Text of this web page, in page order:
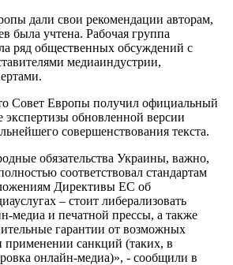
дали свои рекомендации авторам,
была учтена. Рабочая группа
ряд общественных обсуждений с
медиаиндустрии,
Совет Европы получил официальный
экспертизы обновленной версии
совершенствования текста.
обязательства Украины, важно,
соответствовал стандартам
Директивы ЕС об
– стоит либерализовать
медиа и печатной прессы, а также
гарантии от возможных
применении санкций (таких, в
онлайн-медиа)», - сообщили в